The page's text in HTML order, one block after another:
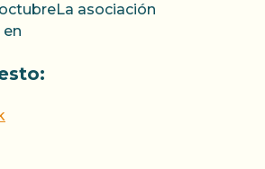
asociación
en